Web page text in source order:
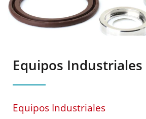
Equipos Industriales
Equipos Industriales